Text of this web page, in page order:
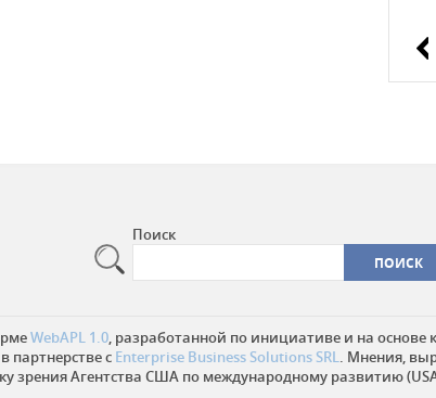
Поиск
WebAPL 1.0, разработанной по инициативе и на основе
в партнерстве с Enterprise Business Solutions SRL. Мнения,
зрения Агентства США по международному развитию